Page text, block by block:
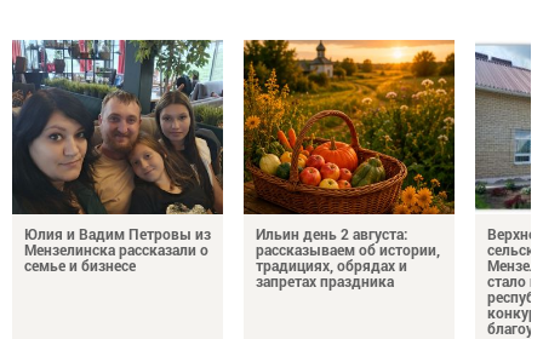
Юлия и Вадим Петровы из
Мензелинска рассказали о
семье и бизнесе
Ильин день 2 августа:
рассказываем об истории,
традициях, обрядах и
запретах праздника
стало